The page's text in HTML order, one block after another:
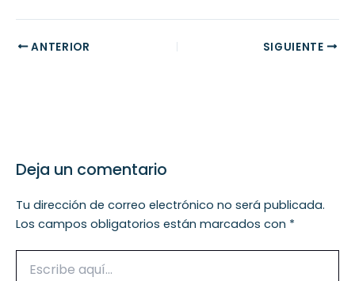
ANTERIOR SIGUIENTE
Deja un comentario
Tu dirección de correo electrónico no será publicada.
Los campos obligatorios están marcados con *
aquí...